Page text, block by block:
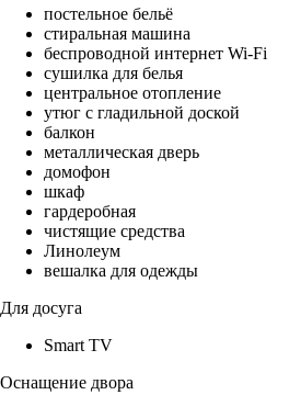
постельное бельё
стиральная машина
беспроводной интернет Wi-Fi
сушилка для белья
центральное отопление
утюг с гладильной доской
балкон
металлическая дверь
домофон
шкаф
гардеробная
чистящие средства
Линолеум
вешалка для одежды
Для досуга
Smart TV
Оснащение двора